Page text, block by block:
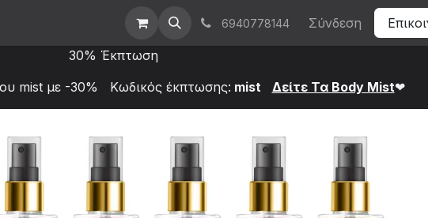
Χονδρική 6940778144 Σύνδεση
30% Έκπτωση
mist με -30% Κωδικός έκπτωσης: mist Δείτε Τα Bod​y Mist❤